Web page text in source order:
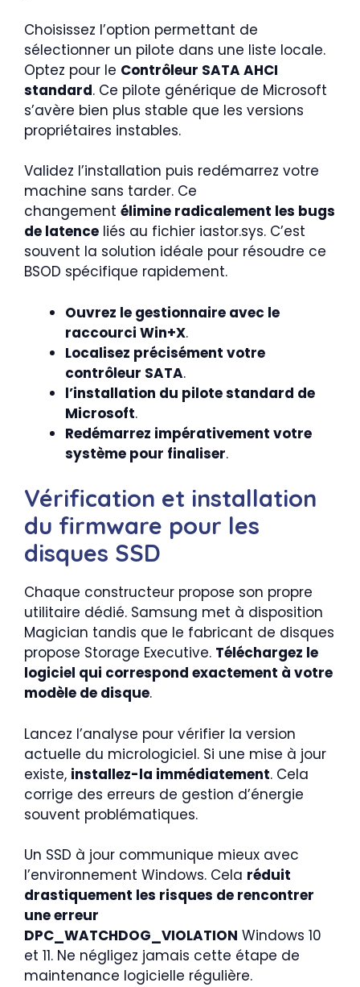
Choisissez l’option permettant de
sélectionner un pilote dans une liste locale.
Optez pour le Contrôleur SATA AHCI
standard. Ce pilote générique de Microsoft
s’avère bien plus stable que les versions
propriétaires instables.
Validez l’installation puis redémarrez votre
machine sans tarder. Ce
changement élimine radicalement les bugs
de latence liés au fichier iastor.sys. C’est
souvent la solution idéale pour résoudre ce
BSOD spécifique rapidement.
Ouvrez le gestionnaire avec le
raccourci Win+X.
Localisez précisément votre
contrôleur SATA.
l’installation du pilote standard de
Microsoft.
Redémarrez impérativement votre
système pour finaliser.
Vérification et installation
du firmware pour les
disques SSD
Chaque constructeur propose son propre
utilitaire dédié. Samsung met à disposition
Magician tandis que le fabricant de disques
propose Storage Executive. Téléchargez le
logiciel qui correspond exactement à votre
modèle de disque.
Lancez l’analyse pour vérifier la version
actuelle du micrologiciel. Si une mise à jour
existe, installez-la immédiatement. Cela
corrige des erreurs de gestion d’énergie
souvent problématiques.
Un SSD à jour communique mieux avec
l’environnement Windows. Cela réduit
drastiquement les risques de rencontrer
une erreur
DPC_WATCHDOG_VIOLATION Windows 10
et 11. Ne négligez jamais cette étape de
maintenance logicielle régulière.